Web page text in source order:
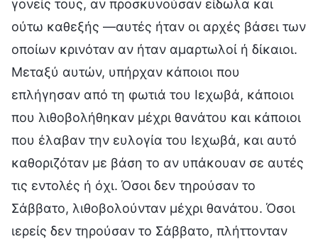
γονείς τους, αν προσκυνούσαν είδωλα και
ούτω καθεξής —αυτές ήταν οι αρχές βάσει των
οποίων κρινόταν αν ήταν αμαρτωλοί ή δίκαιοι.
Μεταξύ αυτών, υπήρχαν κάποιοι που
επλήγησαν από τη φωτιά του Ιεχωβά, κάποιοι
που λιθοβολήθηκαν μέχρι θανάτου και κάποιοι
που έλαβαν την ευλογία του Ιεχωβά, και αυτό
καθοριζόταν με βάση το αν υπάκουαν σε αυτές
τις εντολές ή όχι. Όσοι δεν τηρούσαν το
Σάββατο, λιθοβολούνταν μέχρι θανάτου. Όσοι
ιερείς δεν τηρούσαν το Σάββατο, πλήττονταν